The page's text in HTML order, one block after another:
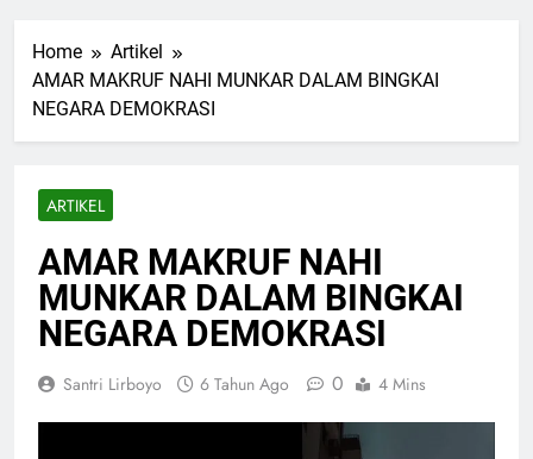
Home
Artikel
AMAR MAKRUF NAHI MUNKAR DALAM BINGKAI
NEGARA DEMOKRASI
ARTIKEL
AMAR MAKRUF NAHI
MUNKAR DALAM BINGKAI
NEGARA DEMOKRASI
Santri Lirboyo 6 Tahun Ago 0 4 Mins